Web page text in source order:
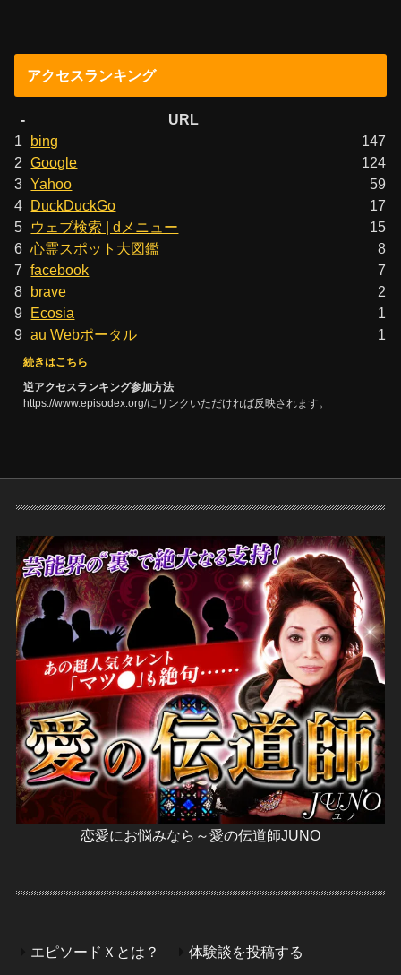
アクセスランキング
-
URL
1
bing
147
2 Google
124
3 Yahoo
59
4 DuckDuckGo
17
5
ウェブ検索 | dメニュー
15
6 心霊スポット大図鑑
8
7 facebook
7
8 brave
2
9 Ecosia
1
9 au Webポータル 1
続きはこちら
逆アクセスランキング参加方法
https://www.episodex.org/にリンクいただければ反映されます。
恋愛にお悩みなら～愛の伝道師JUNO
エピソードＸとは？
体験談を投稿する